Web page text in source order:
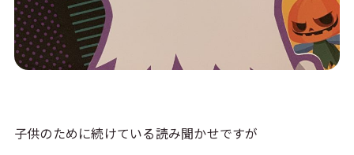
子供のために続けている読み聞かせですが